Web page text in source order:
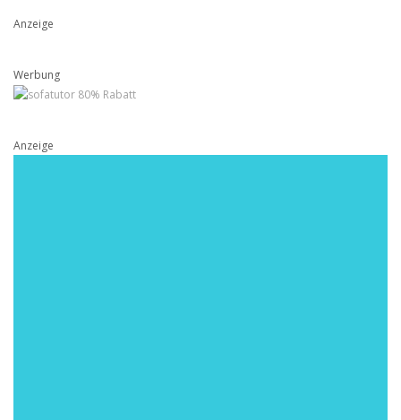
Anzeige
Werbung
Anzeige